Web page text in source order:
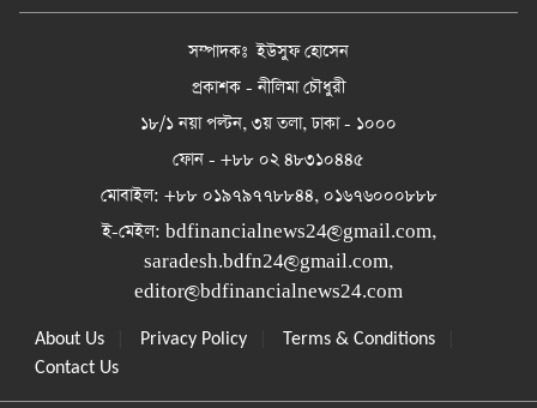
সম্পাদকঃ ইউসুফ হোসেন
প্রকাশক - নীলিমা চৌধুরী
১৮/১ নয়া পল্টন, ৩য় তলা, ঢাকা - ১০০০
ফোন - +৮৮ ০২ ৪৮৩১০৪৪৫
মোবাইল: +৮৮ ০১৯৭৯৭৭৮৮৪৪, ০১৬৭৬০০০৮৮৮
ই-মেইল: bdfinancialnews24@gmail.com,
saradesh.bdfn24@gmail.com,
editor@bdfinancialnews24.com
About Us Privacy Policy Terms & Conditions
Contact Us